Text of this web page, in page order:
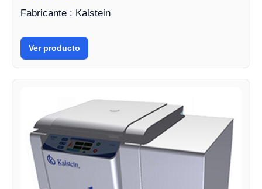
Fabricante : Kalstein
Ver producto